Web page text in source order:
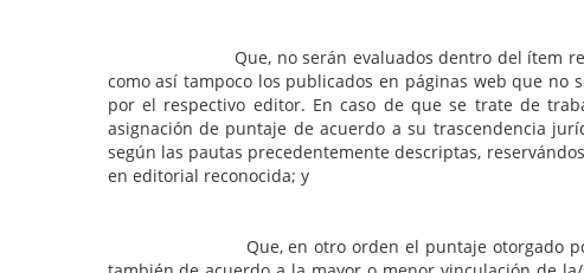
Que, no serán evaluados dentro del ítem referido,
como así tampoco los publicados en páginas web que
por el respectivo editor. En caso de que se trate de
asignación de puntaje de acuerdo a su trascendencia
según las pautas precedentemente descriptas,
en editorial reconocida; y
Que, en otro orden el puntaje otorgado por el